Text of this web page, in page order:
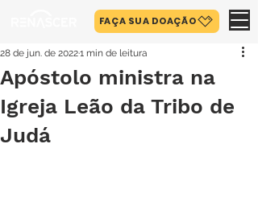
FAÇA SUA DOAÇÃO
Apóstolo ministra na
Igreja Leão da Tribo de
Judá
28 de jun. de 20221 min de leitura